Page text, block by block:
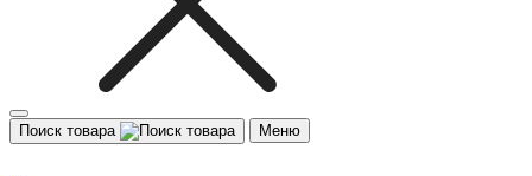
Поиск товара Меню